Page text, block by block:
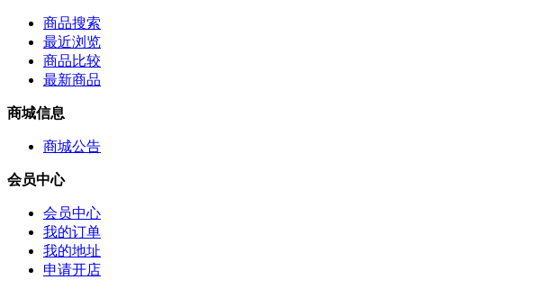
商品搜索
最近浏览
商品比较
最新商品
商城信息
商城公告
会员中心
会员中心
我的订单
我的地址
申请开店